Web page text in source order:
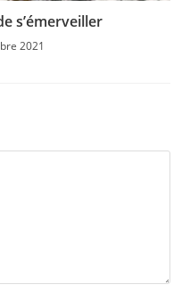
s’émerveiller
2021